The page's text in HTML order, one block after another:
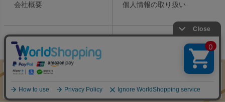
会社概要 個人情報の取り扱い
特定商取引法表示
Copyright ©2021 Meiko Cosmetics Ins. All Rights Reserved.